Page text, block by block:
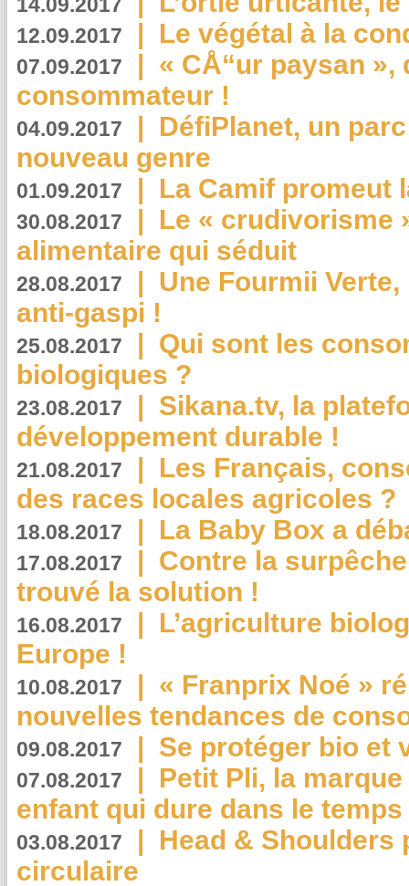
12.09.2017 | Le végétal à la
07.09.2017 | « CÅ“ur paysan
consommateur !
04.09.2017 | DéfiPlanet, un
nouveau genre
01.09.2017 | La Camif promeut
30.08.2017 | Le « crudivorisme
alimentaire qui séduit
28.08.2017 | Une Fourmii
anti-gaspi !
25.08.2017 | Qui sont les
biologiques ?
23.08.2017 | Sikana.tv, la
développement durable !
21.08.2017 | Les Français,
des races locales agricoles ?
18.08.2017 | La Baby Box a
17.08.2017 | Contre la
trouvé la solution !
16.08.2017 | L’agriculture
Europe !
10.08.2017 | « Franprix Noé »
nouvelles tendances de
09.08.2017 | Se protéger bio et
07.08.2017 | Petit Pli, la
enfant qui dure dans le temps
03.08.2017 | Head & Shoulders
circulaire